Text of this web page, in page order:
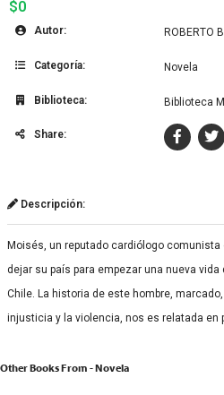
$0
Autor: ROBERTO
Categoría: Novela
Biblioteca: Biblioteca
Share:
Descripción:
Moisés, un reputado cardiólogo comunista
dejar su país para empezar una nueva
Chile. La historia de este hombre,
injusticia y la violencia, nos es relatada en
Other Books From - Novela